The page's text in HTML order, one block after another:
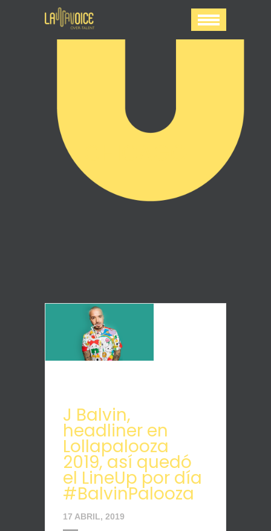
J Balvin,
headliner en
Lollapalooza
2019, así quedó
el LineUp por día
#BalvinPalooza
17 ABRIL, 2019